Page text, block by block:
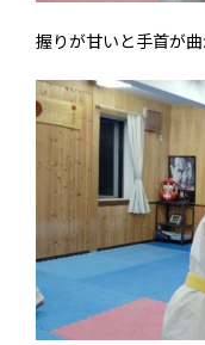
握りが甘いと手首が曲